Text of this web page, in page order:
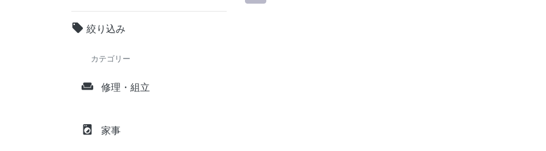
local_offer 絞り込み
カテゴリー
weekend 修理・組立
local_laundry_service 家事